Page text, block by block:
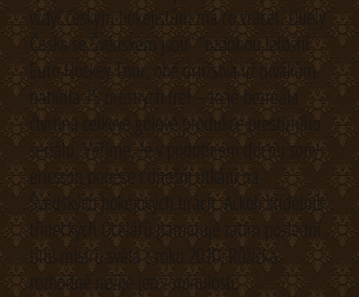
vždyť českým hokejistům má co vracet. Duely
Česka se Švédskem jsou” “ozdobou letošní
Euro Hockey Tour, obě družstva už divákům
nabídla 15 přesných tref – to je bezmála
čtvrtina celkové gólové produkce prestižního
seriálu. Věříme, že v podobném duchu sony
ericsson ponese i dnešní utkání na
Švédských hokejových hrách. Ačkoli křídelník
třineckých Ocelářů pamatuje zatím poslední
titul mistrů světa z roku 2010, Růžička
rozhodně nežije jen z minulosti.